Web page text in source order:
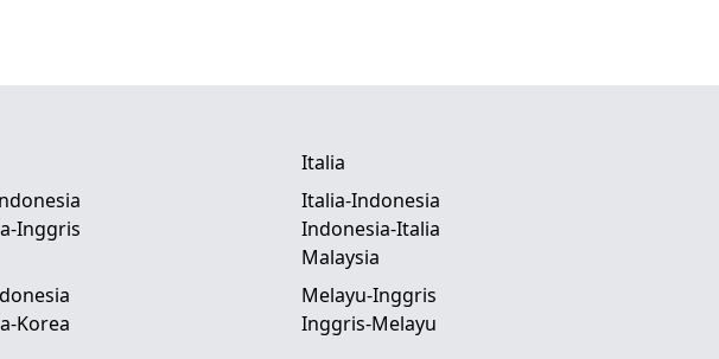
Inggris
Italia
Italia-Indonesia
Indonesia-Italia
Korea
Malaysia
Melayu-Inggris
Inggris-Melayu